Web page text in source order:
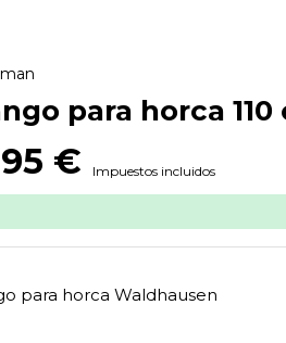
para horca 110
€ Impuestos incluidos
para horca Waldhausen